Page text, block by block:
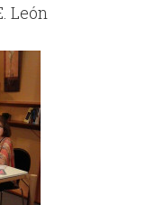
León